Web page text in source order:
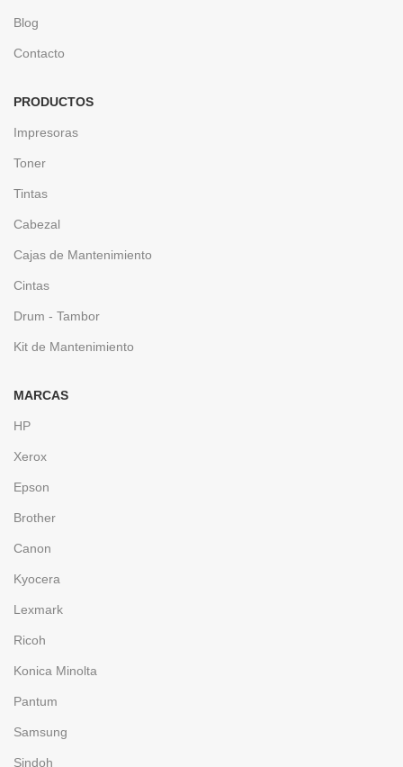
Blog
Contacto
PRODUCTOS
Impresoras
Toner
Tintas
Cabezal
Cajas de Mantenimiento
Cintas
Drum - Tambor
Kit de Mantenimiento
MARCAS
HP
Xerox
Epson
Brother
Canon
Kyocera
Lexmark
Ricoh
Konica Minolta
Pantum
Samsung
Sindoh